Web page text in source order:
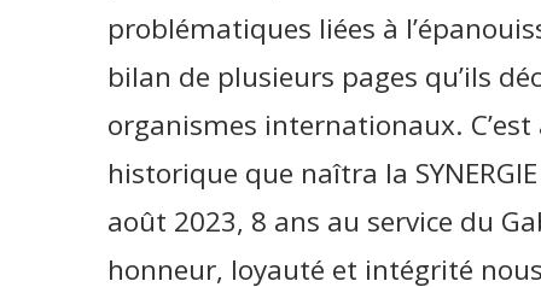
problématiques liées à
bilan de plusieurs pages qu’ils
organismes internationaux.
historique que naîtra la
août 2023, 8 ans au service du
honneur, loyauté et intégrité